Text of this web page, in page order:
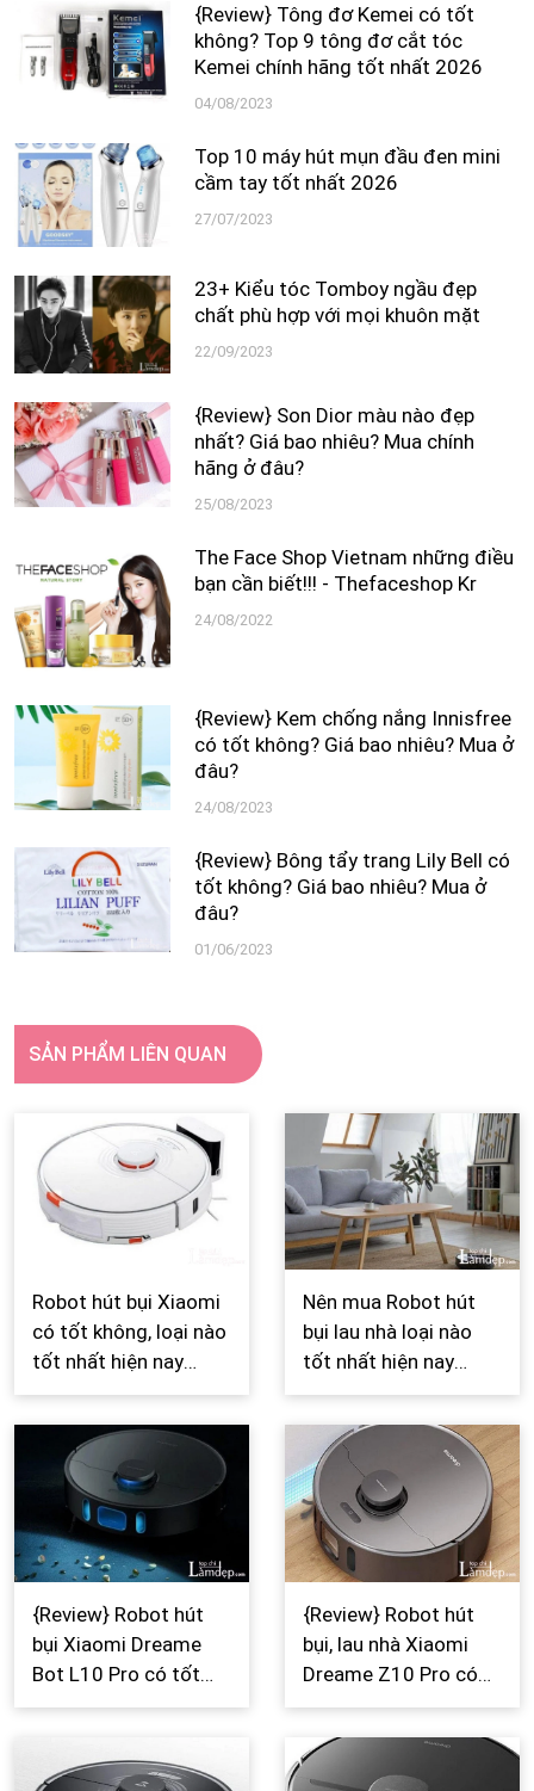
{Review} Tông đơ Kemei có tốt
không? Top 9 tông đơ cắt tóc
Kemei chính hãng tốt nhất 2026
04/08/2023
Top 10 máy hút mụn đầu đen mini
cầm tay tốt nhất 2026
27/07/2023
23+ Kiểu tóc Tomboy ngầu đẹp
chất phù hợp với mọi khuôn mặt
22/09/2023
{Review} Son Dior màu nào đẹp
nhất? Giá bao nhiêu? Mua chính
hãng ở đâu?
25/08/2023
The Face Shop Vietnam những điều
bạn cần biết!!! - Thefaceshop Kr
24/08/2022
{Review} Kem chống nắng Innisfree
có tốt không? Giá bao nhiêu? Mua ở
đâu?
24/08/2023
{Review} Bông tẩy trang Lily Bell có
tốt không? Giá bao nhiêu? Mua ở
đâu?
01/06/2023
SẢN PHẨM LIÊN QUAN
Robot hút bụi Xiaomi
có tốt không, loại nào
tốt nhất hiện nay
2026, mua ở đâu
chính hãng giá rẻ?
Nên mua Robot hút
bụi lau nhà loại nào
tốt nhất hiện nay
2026?
{Review} Robot hút
bụi Xiaomi Dreame
Bot L10 Pro có tốt
không? Giá bao nhiêu?
hãng?
{Review} Robot hút
bụi, lau nhà Xiaomi
Dreame Z10 Pro có
tốt không? Giá bao
nhiêu? Mua ở đâu
chính hãng?